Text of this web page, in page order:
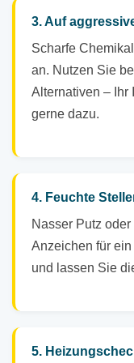
3. Auf
Scharfe
an. Nutzen Sie
Alternativen – Ihr
gerne dazu.
4. Feuchte
Nasser Putz
Anzeichen für
und lassen Sie
5.